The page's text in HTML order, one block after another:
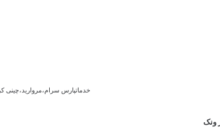
خدماتپارس سرام،مروارید،چینی
ونک